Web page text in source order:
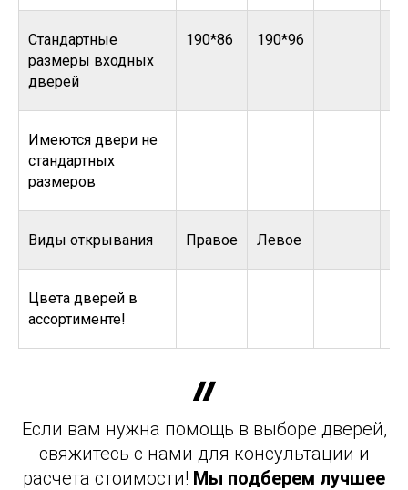
Стандартные
размеры входных
дверей
190*86 190*96
Имеются двери не
стандартных
размеров
Виды открывания Правое Левое
Цвета дверей в
ассортименте!
Если вам нужна помощь в выборе дверей,
свяжитесь с нами для консультации и
расчета стоимости! Мы подберем лучшее